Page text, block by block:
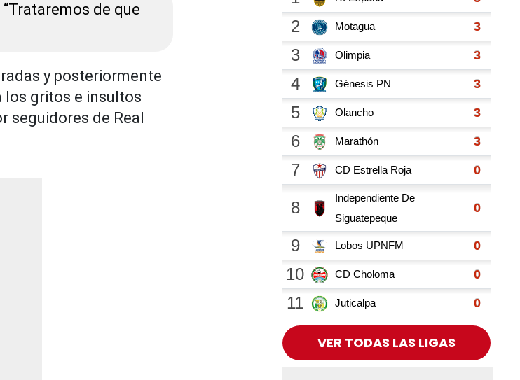
de que
y posteriormente
los gritos e insultos
seguidores de Real
VER TODAS LAS LIGAS